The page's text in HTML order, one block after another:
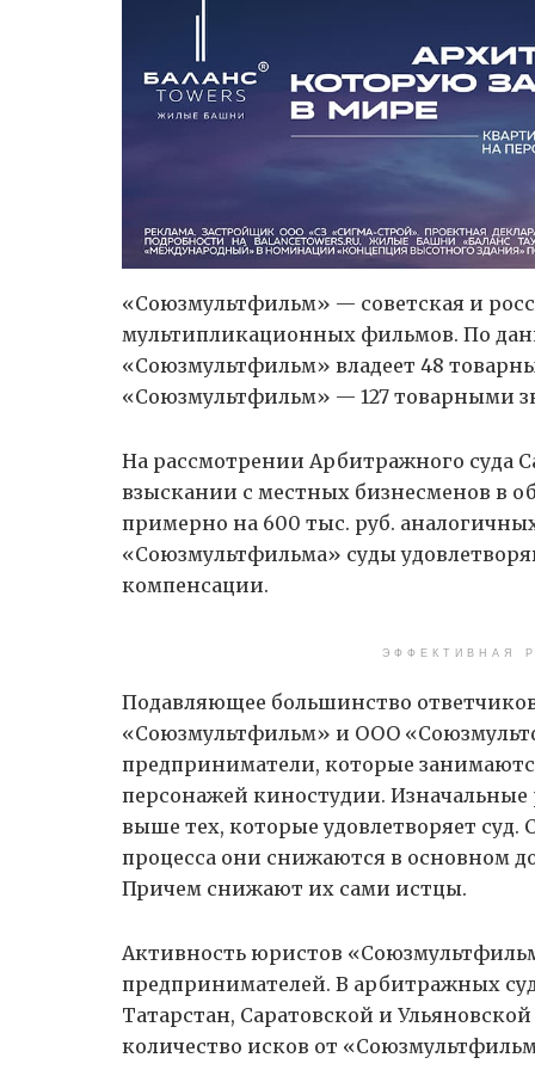
«Союзмультфильм» — советская и
мультипликационных фильмов. По
«Союзмультфильм» владеет 48
«Союзмультфильм» — 127 товарными
На рассмотрении Арбитражного суда
взыскании с местных бизнесменов в
примерно на 600 тыс. руб.
«Союзмультфильма» суды
компенсации.
ЭФФЕКТИВНАЯ
Подавляющее большинство
«Союзмультфильм» и ООО
предприниматели, которые
персонажей киностудии.
выше тех, которые удовлетворяет суд.
процесса они снижаются в основном
Причем снижают их сами истцы.
Активность юристов
предпринимателей. В арбитражных
Татарстан, Саратовской и
количество исков от